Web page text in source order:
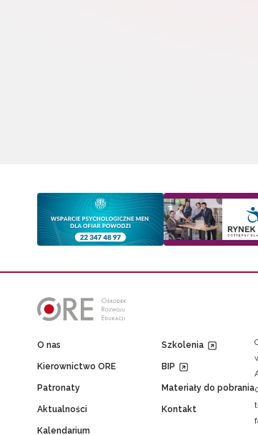
O nas
Kierownictwo ORE
Patronaty
Aktualności
Kalendarium
Szkolenia
BIP
Materiały do pobrania
Kontakt